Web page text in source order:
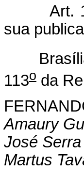
Art. 13.
sua
Brasília,
113o da
Amaury
José Serra
Martus